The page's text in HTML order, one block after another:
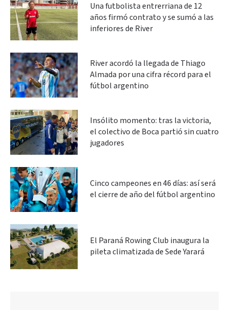
Una futbolista entrerriana de 12
años firmó contrato y se sumó a las
inferiores de River
River acordó la llegada de Thiago
Almada por una cifra récord para el
fútbol argentino
Insólito momento: tras la victoria,
el colectivo de Boca partió sin cuatro
jugadores
Cinco campeones en 46 días: así será
el cierre de año del fútbol argentino
El Paraná Rowing Club inaugura la
pileta climatizada de Sede Yarará